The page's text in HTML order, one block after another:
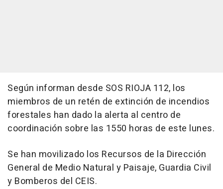
Según informan desde SOS RIOJA 112, los
miembros de un retén de extinción de incendios
forestales han dado la alerta al centro de
coordinación sobre las 1550 horas de este lunes.
Se han movilizado los Recursos de la Dirección
General de Medio Natural y Paisaje, Guardia Civil
y Bomberos del CEIS.